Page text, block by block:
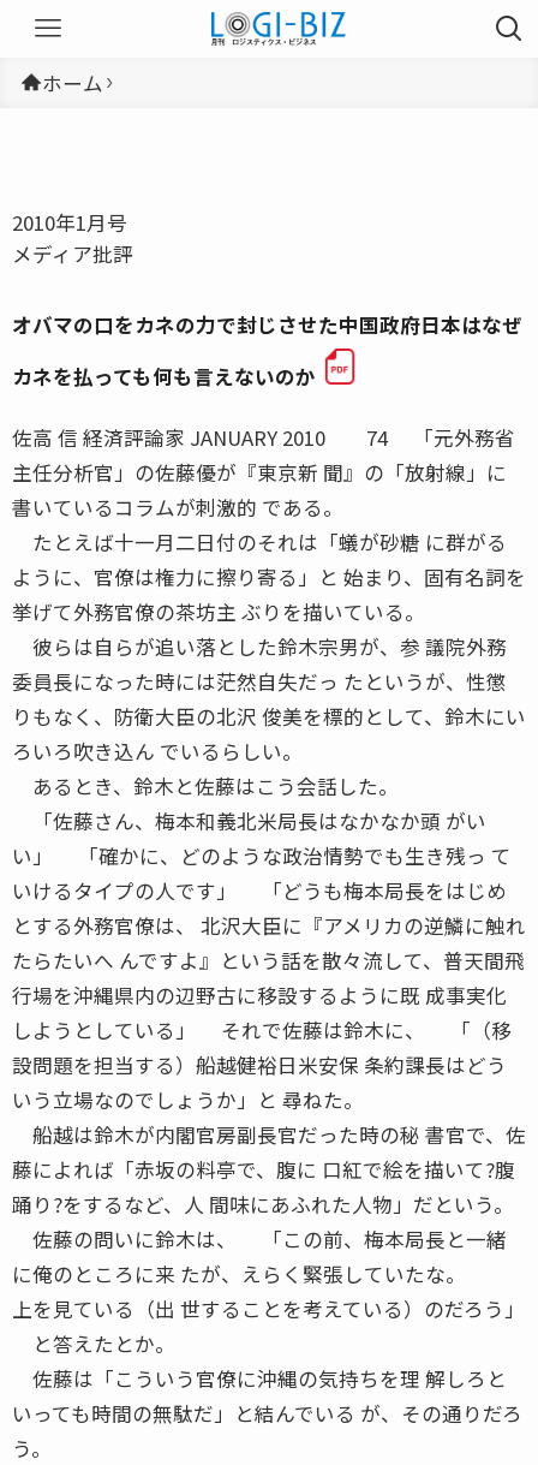
ホーム
2010年1月号
メディア批評
オバマの口をカネの力で封じさせた中国政府日本はなぜ
カネを払っても何も言えないのか
佐高 信 経済評論家 JANUARY 2010 74 「元外務省
主任分析官」の佐藤優が『東京新 聞』の「放射線」に
書いているコラムが刺激的 である。
たとえば十一月二日付のそれは「蟻が砂糖 に群がる
ように、官僚は権力に擦り寄る」と 始まり、固有名詞を
挙げて外務官僚の茶坊主 ぶりを描いている。
彼らは自らが追い落とした鈴木宗男が、参 議院外務
委員長になった時には茫然自失だっ たというが、性懲
りもなく、防衛大臣の北沢 俊美を標的として、鈴木にい
ろいろ吹き込ん でいるらしい。
あるとき、鈴木と佐藤はこう会話した。
「佐藤さん、梅本和義北米局長はなかなか頭 がい
い」 「確かに、どのような政治情勢でも生き残っ て
いけるタイプの人です」 「どうも梅本局長をはじめ
とする外務官僚は、 北沢大臣に『アメリカの逆鱗に触れ
たらたいへ んですよ』という話を散々流して、普天間飛
行場を沖縄県内の辺野古に移設するように既 成事実化
しようとしている」 それで佐藤は鈴木に、 「（移
設問題を担当する）船越健裕日米安保 条約課長はどう
いう立場なのでしょうか」と 尋ねた。
船越は鈴木が内閣官房副長官だった時の秘 書官で、佐
藤によれば「赤坂の料亭で、腹に 口紅で絵を描いて?腹
踊り?をするなど、人 間味にあふれた人物」だという。
佐藤の問いに鈴木は、 「この前、梅本局長と一緒
に俺のところに来 たが、えらく緊張していたな。
上を見ている（出 世することを考えている）のだろう」
と答えたとか。
佐藤は「こういう官僚に沖縄の気持ちを理 解しろと
いっても時間の無駄だ」と結んでいる が、その通りだろ
う。